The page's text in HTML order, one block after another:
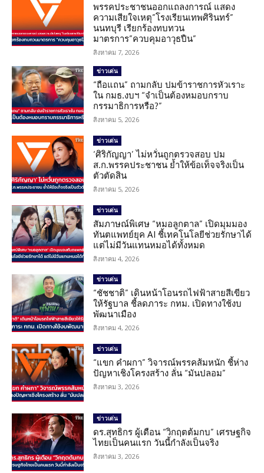
พรรคประชาชนออกแถลงการณ์ แสดง
ความเสียใจเหตุ”โรงเรียนเทพศิรินทร์”
นนทบุรี เรียกร้องทบทวน
มาตรการ”ควบคุมอาวุธปืน”
สิงหาคม 7, 2026
ข่าวเด่น
“ถือแถน” ถามกลับ ปมข้าราชการหัวเราะ
ใน กมธ.งบฯ “จำเป็นต้องหมอบกราบ
กรรมาธิการหรือ?”
สิงหาคม 5, 2026
ข่าวเด่น
‘ศิริกัญญา’ ไม่หวั่นถูกตรวจสอบ ปม
ส.ก.พรรคประชาชน ย้ำให้ข้อเท็จจริงเป็น
ตัวตัดสิน
สิงหาคม 5, 2026
ข่าวเด่น
สัมภาษณ์พิเศษ “หมอลูกตาล” เปิดมุมมอง
ทันตแพทย์ยุค AI ชี้เทคโนโลยีช่วยรักษาได้
แต่ไม่มีวันแทนหมอได้ทั้งหมด
สิงหาคม 4, 2026
ข่าวเด่น
“ชัชชาติ” เดินหน้าโอนรถไฟฟ้าสายสีเขียว
ให้รัฐบาล ชี้ลดภาระ กทม. เปิดทางใช้งบ
พัฒนาเมือง
สิงหาคม 4, 2026
ข่าวเด่น
“แขก คำผกา” วิจารณ์พรรคส้มหนัก ชี้ห่าง
ปัญหาเชิงโครงสร้าง ลั่น “มันปลอม”
สิงหาคม 3, 2026
ข่าวเด่น
ดร.สุทธิกร ผู้เตือน “วิกฤตต้มกบ” เศรษฐกิจ
ไทยเป็นคนแรก วันนี้กำลังเป็นจริง
สิงหาคม 3, 2026